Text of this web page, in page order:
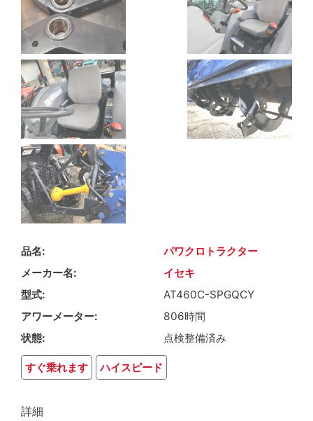
品名
パワクロトラクター
メーカー名
イセキ
型式
AT460C-SPGQCY
アワーメーター
806時間
状態
点検整備済み
すぐ乗れます ハイスピード
詳細